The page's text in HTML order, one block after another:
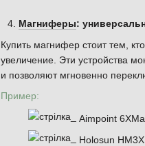
Магниферы:
Купить магнифер стоит тем,
увеличение. Эти устройства
и позволяют мгновенно
Пример:
Aimpoint
Holosun HM3X